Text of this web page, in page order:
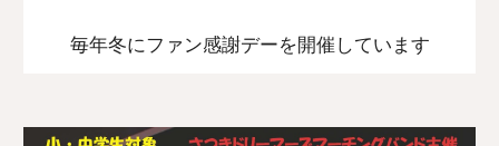
毎年冬にファン感謝デーを開催しています